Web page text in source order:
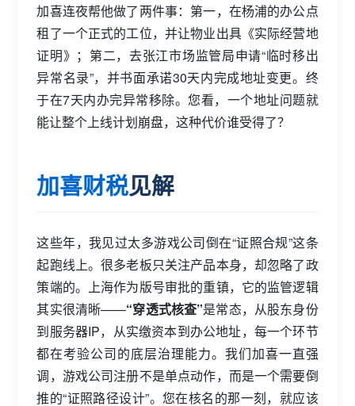
加喜连夜帮他做了两件事：第一，在杨浦的办公点
租了一个正式的工位，并让物业出具《实际经营地
证明》；第二，去张江市场监管局申请“临时移出
异常名录”，并书面承诺30天内完成地址变更。终
于在7天内办完异常移除。您看，一个地址问题就
能让整个上线计划崩盘，这种代价谁受得了？
加喜财税见解
这些年，我见过太多游戏公司倒在“证照合规”这条
起跑线上。很多老板只关注产品本身，却忽略了政
策端的。上海作为版号审批的重镇，它的监管逻辑
其实很清晰——“穿透式核查”是常态，从股东身份
到服务器IP，从实缴资本到办公地址，每一个环节
都在考验公司的底层治理能力。我们加喜一直强
调，游戏公司注册不是单点动作，而是一个需要倒
推的“证照路径设计”。您在核名的那一刻，就应该